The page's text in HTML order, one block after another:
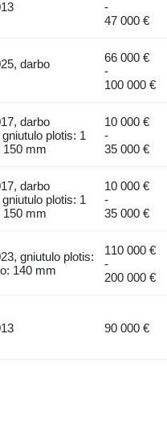
-
47 000 €
darbo
66 000 €
-
100 000 €
darbo
plotis: 1
150 mm
10 000 €
-
35 000 €
darbo
plotis: 1
150 mm
10 000 €
-
35 000 €
gniutulo plotis:
140 mm
110 000 €
-
200 000 €
90 000 €